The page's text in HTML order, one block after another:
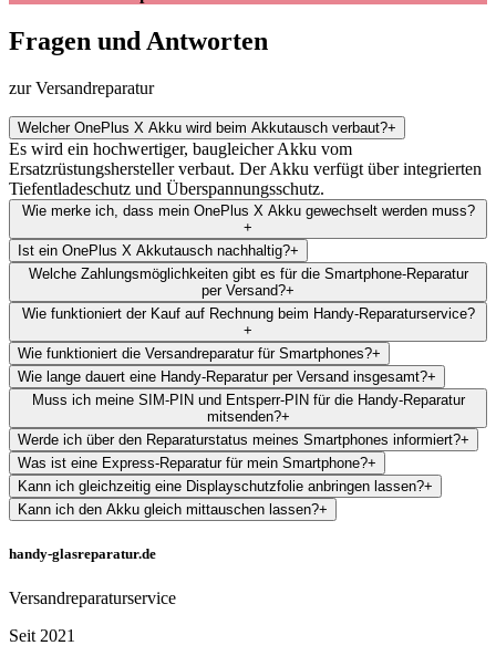
Fragen und Antworten
zur Versandreparatur
Welcher OnePlus X Akku wird beim Akkutausch verbaut?+
Es wird ein hochwertiger, baugleicher Akku vom
Ersatzrüstungshersteller verbaut. Der Akku verfügt über integrierten
Tiefentladeschutz und Überspannungsschutz.
Wie merke ich, dass mein OnePlus X Akku gewechselt werden muss?
+
Ist ein OnePlus X Akkutausch nachhaltig?+
Welche Zahlungsmöglichkeiten gibt es für die Smartphone-Reparatur
per Versand?+
Wie funktioniert der Kauf auf Rechnung beim Handy-Reparaturservice?
+
Wie funktioniert die Versandreparatur für Smartphones?+
Wie lange dauert eine Handy-Reparatur per Versand insgesamt?+
Muss ich meine SIM-PIN und Entsperr-PIN für die Handy-Reparatur
mitsenden?+
Werde ich über den Reparaturstatus meines Smartphones informiert?+
Was ist eine Express-Reparatur für mein Smartphone?+
Kann ich gleichzeitig eine Displayschutzfolie anbringen lassen?+
Kann ich den Akku gleich mittauschen lassen?+
handy-glasreparatur.de
Versandreparaturservice
Seit 2021